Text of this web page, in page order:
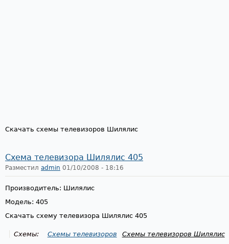
Скачать схемы телевизоров Шилялис
Схема телевизора Шилялис 405
Разместил admin 01/10/2008 - 18:16
Производитель: Шилялис
Модель: 405
Скачать схему телевизора Шилялис 405
Схемы: Схемы телевизоров Схемы телевизоров Шилялис